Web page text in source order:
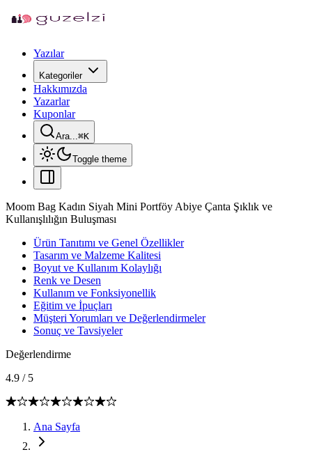
Yazılar
Kategoriler
Hakkımızda
Yazarlar
Kuponlar
Ara...⌘K
Toggle theme
Moom Bag Kadın Siyah Mini Portföy Abiye Çanta Şıklık ve
Kullanışlılığın Buluşması
Ürün Tanıtımı ve Genel Özellikler
Tasarım ve Malzeme Kalitesi
Boyut ve Kullanım Kolaylığı
Renk ve Desen
Kullanım ve Fonksiyonellik
Eğitim ve İpuçları
Müşteri Yorumları ve Değerlendirmeler
Sonuç ve Tavsiyeler
Değerlendirme
4.9 / 5
Ana Sayfa